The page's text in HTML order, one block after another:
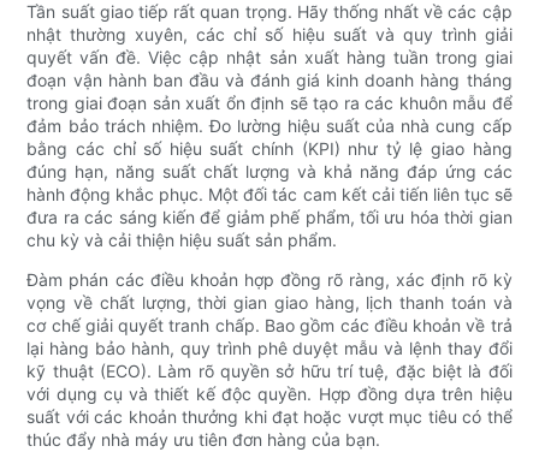
Tần suất giao tiếp rất quan trọng. Hãy thống nhất về các cập
nhật thường xuyên, các chỉ số hiệu suất và quy trình giải
quyết vấn đề. Việc cập nhật sản xuất hàng tuần trong giai
đoạn vận hành ban đầu và đánh giá kinh doanh hàng tháng
trong giai đoạn sản xuất ổn định sẽ tạo ra các khuôn mẫu để
đảm bảo trách nhiệm. Đo lường hiệu suất của nhà cung cấp
bằng các chỉ số hiệu suất chính (KPI) như tỷ lệ giao hàng
đúng hạn, năng suất chất lượng và khả năng đáp ứng các
hành động khắc phục. Một đối tác cam kết cải tiến liên tục sẽ
đưa ra các sáng kiến ​​để giảm phế phẩm, tối ưu hóa thời gian
chu kỳ và cải thiện hiệu suất sản phẩm.
Đàm phán các điều khoản hợp đồng rõ ràng, xác định rõ kỳ
vọng về chất lượng, thời gian giao hàng, lịch thanh toán và
cơ chế giải quyết tranh chấp. Bao gồm các điều khoản về trả
lại hàng bảo hành, quy trình phê duyệt mẫu và lệnh thay đổi
kỹ thuật (ECO). Làm rõ quyền sở hữu trí tuệ, đặc biệt là đối
với dụng cụ và thiết kế độc quyền. Hợp đồng dựa trên hiệu
suất với các khoản thưởng khi đạt hoặc vượt mục tiêu có thể
thúc đẩy nhà máy ưu tiên đơn hàng của bạn.